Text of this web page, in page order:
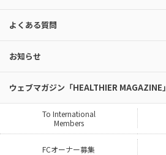
よくある質問
お知らせ
ウェブマガジン「HEALTHIER MAGAZINE」
To International
Members
FCオーナー募集